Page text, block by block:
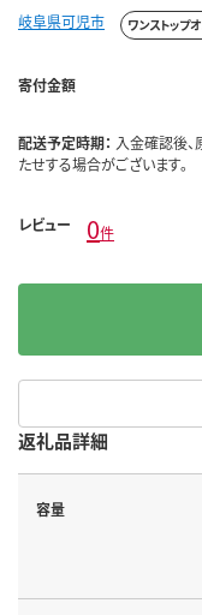
岐阜県可児市 ワンストップ
寄付金額
配送予定時期： 入金確認後
たせする場合がございます。
レビュー 0件
返礼品詳細
容量